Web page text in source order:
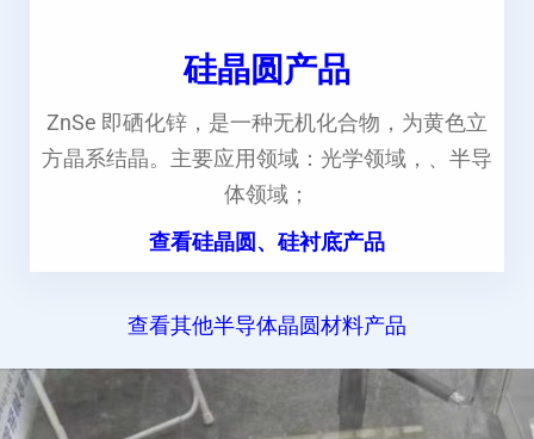
硅晶圆产品
ZnSe 即硒化锌，是一种无机化合物，为黄色立
方晶系结晶。主要应用领域：光学领域，、半导
体领域；
查看硅晶圆、硅衬底产品
查看其他半导体晶圆材料产品